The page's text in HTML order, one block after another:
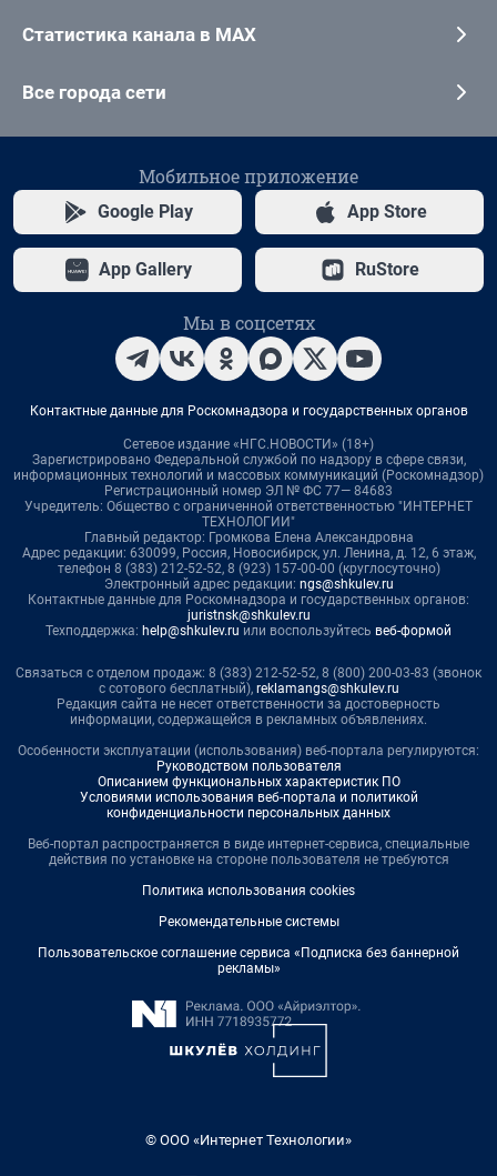
Статистика канала в MAX
Все города сети
Мобильное приложение
Google Play App Store
App Gallery RuStore
Мы в соцсетях
Контактные данные для Роскомнадзора и государственных органов
Сетевое издание «НГС.НОВОСТИ» (18+)
Зарегистрировано Федеральной службой по надзору в сфере связи,
информационных технологий и массовых коммуникаций (Роскомнадзор)
Регистрационный номер ЭЛ № ФС 77— 84683
Учредитель: Общество с ограниченной ответственностью "ИНТЕРНЕТ
ТЕХНОЛОГИИ"
Главный редактор: Громкова Елена Александровна
Адрес редакции: 630099, Россия, Новосибирск, ул. Ленина, д. 12, 6 этаж,
телефон 8 (383) 212-52-52, 8 (923) 157-00-00 (круглосуточно)
Электронный адрес редакции: ngs@shkulev.ru
Контактные данные для Роскомнадзора и государственных органов:
juristnsk@shkulev.ru
Техподдержка: help@shkulev.ru или воспользуйтесь веб-формой
Связаться с отделом продаж: 8 (383) 212-52-52, 8 (800) 200-03-83 (звонок
с сотового бесплатный), reklamangs@shkulev.ru
Редакция сайта не несет ответственности за достоверность
информации, содержащейся в рекламных объявлениях.
Особенности эксплуатации (использования) веб-портала регулируются:
Руководством пользователя
Описанием функциональных характеристик ПО
Условиями использования веб-портала и политикой
конфиденциальности персональных данных
Веб-портал распространяется в виде интернет-сервиса, специальные
действия по установке на стороне пользователя не требуются
Политика использования cookies
Рекомендательные системы
Пользовательское соглашение сервиса «Подписка без баннерной
рекламы»
© ООО «Интернет Технологии»